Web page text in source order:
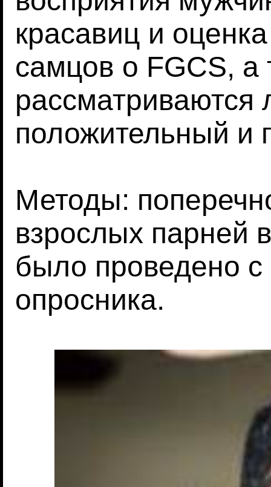
красавиц и
самцов о FGCS, а
рассматриваются
положительный и
Методы:
взрослых парней
было проведено
опросника.